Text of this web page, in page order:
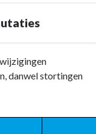
danwel stortingen